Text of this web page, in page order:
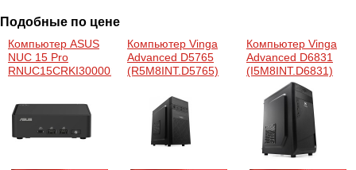
Подобные по цене
Компьютер ASUS
NUC 15 Pro
RNUC15CRKI300002
M00050)
Компьютер Vinga
Advanced D5765
(R5M8INT.D5765)
Компьютер Vinga
Advanced D6831
(I5M8INT.D6831)